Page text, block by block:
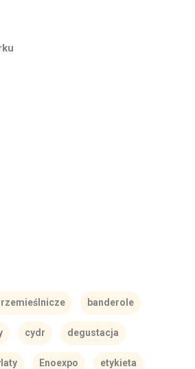
banderole
cydr degustacja
Enoexpo etykieta